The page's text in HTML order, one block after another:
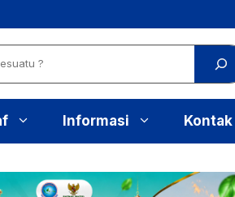
Informasi Kontak